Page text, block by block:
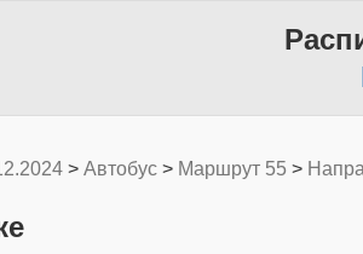
> Автобус > Маршрут 55 >